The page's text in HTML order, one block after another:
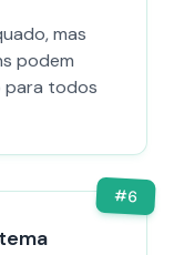
mas
podem
para todos
#6